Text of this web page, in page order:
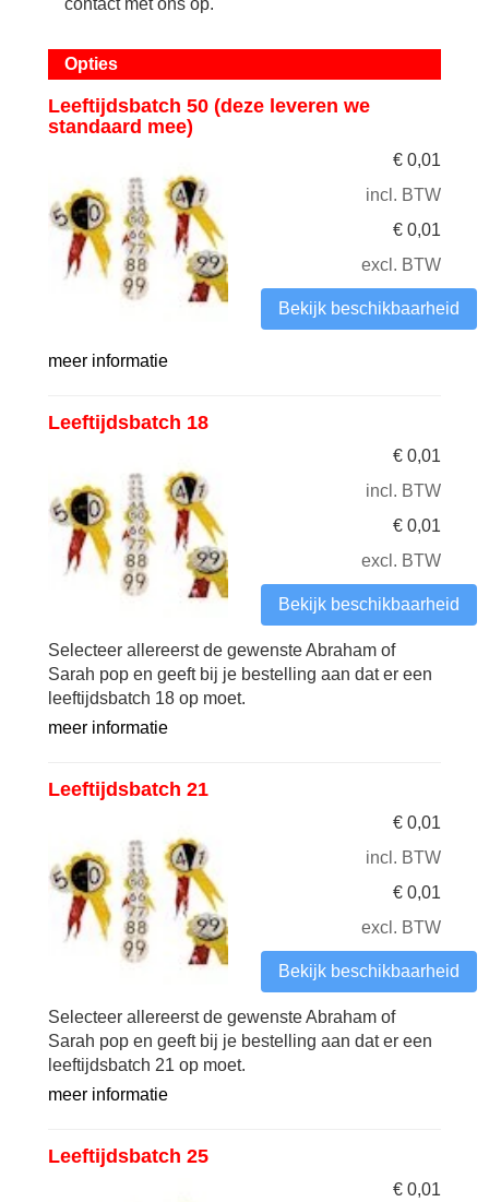
Opties
Leeftijdsbatch 50 (deze leveren we
standaard mee)
€ 0,01
incl. BTW
€ 0,01
excl. BTW
Bekijk beschikbaarheid
meer informatie
Leeftijdsbatch 18
€ 0,01
incl. BTW
€ 0,01
excl. BTW
Bekijk beschikbaarheid
Selecteer allereerst de gewenste Abraham of
Sarah pop en geeft bij je bestelling aan dat er een
leeftijdsbatch 18 op moet.
meer informatie
Leeftijdsbatch 21
€ 0,01
incl. BTW
€ 0,01
excl. BTW
Bekijk beschikbaarheid
Selecteer allereerst de gewenste Abraham of
Sarah pop en geeft bij je bestelling aan dat er een
leeftijdsbatch 21 op moet.
meer informatie
Leeftijdsbatch 25
€ 0,01